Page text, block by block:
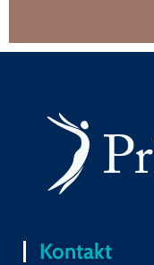
Kontakt